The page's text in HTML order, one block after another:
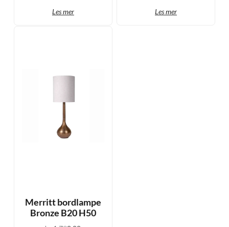
Les mer
Les mer
Merritt bordlampe
Bronze B20 H50